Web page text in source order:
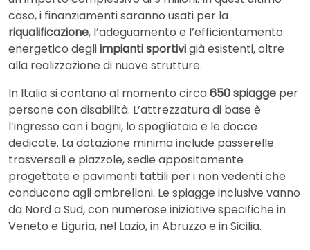
caso, i finanziamenti saranno usati per la
riqualificazione, l’adeguamento e l’efficientamento
energetico degliimpianti sportivigià esistenti, oltre
alla realizzazione di nuove strutture.
In Italia si contano al momento circa650 spiagge per
persone con disabilità. L’attrezzatura di base è
l’ingresso con i bagni, lo spogliatoio e le docce
dedicate. La dotazione minima include passerelle
trasversali e piazzole, sedie appositamente
progettate e pavimenti tattili per i non vedenti che
conducono agli ombrelloni. Le spiagge inclusive vanno
da Nord a Sud, con numerose iniziative specifiche in
Veneto e Liguria, nel Lazio, in Abruzzo e in Sicilia.